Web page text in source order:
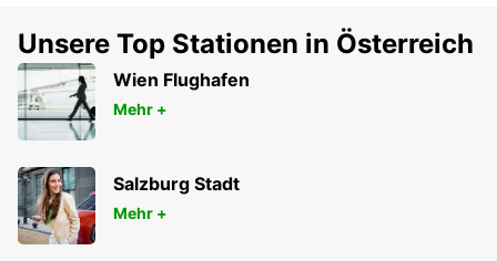
Unsere Top Stationen in Österreich
Wien Flughafen
Mehr +
Salzburg Stadt
Mehr +